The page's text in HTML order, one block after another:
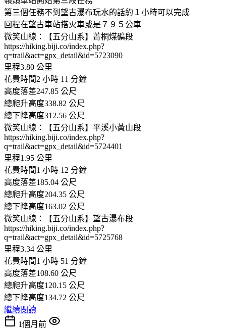
第三個任務不到望古瀑布玩水的話約１小時可以完成
回程在望古車站搭火車或是７９５公車
微笑山線：【五分山系】菁桐煤礦段
https://hiking.biji.co/index.php?
q=trail&act=gpx_detail&id=5723090
里程3.80 公里
花費時間2 小時 11 分鐘
高度落差247.85 公尺
總爬升高度338.82 公尺
總下降高度312.56 公尺
微笑山線：【五分山系】平溪小黃山段
https://hiking.biji.co/index.php?
q=trail&act=gpx_detail&id=5724401
里程1.95 公里
花費時間1 小時 12 分鐘
高度落差185.04 公尺
總爬升高度204.35 公尺
總下降高度163.02 公尺
微笑山線：【五分山系】望古瀑布段
https://hiking.biji.co/index.php?
q=trail&act=gpx_detail&id=5725768
里程3.34 公里
花費時間1 小時 51 分鐘
高度落差108.60 公尺
總爬升高度120.15 公尺
總下降高度134.72 公尺
繼續閱讀
1個月前